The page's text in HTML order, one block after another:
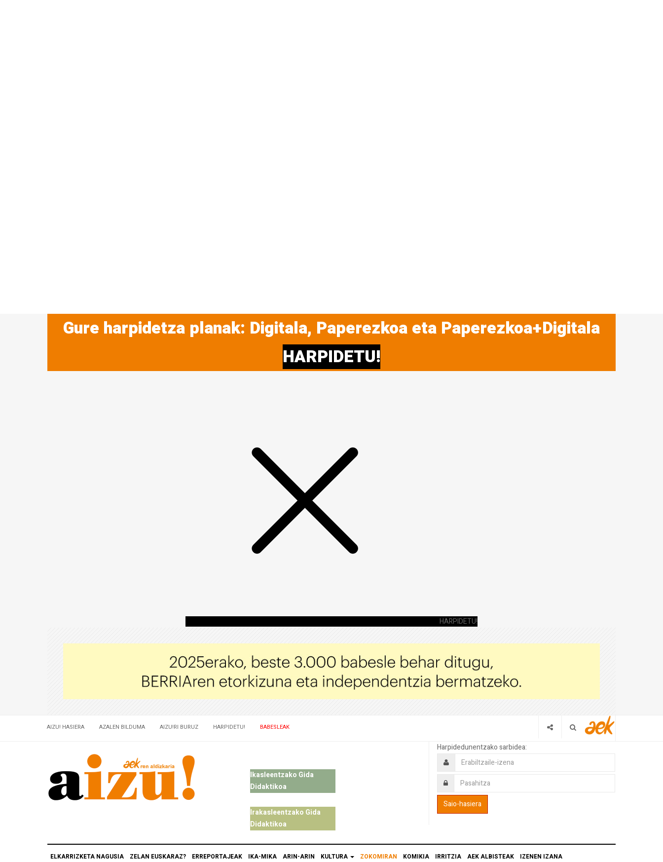
Gure harpidetza planak: Digitala, Paperezkoa eta Paperezkoa+Digitala
HARPIDETU!
HARPIDETU!
AIZU! HASIERA AZALEN BILDUMA AIZU!RI BURUZ HARPIDETU! BABESLEAK
Ikasleentzako Gida
Didaktikoa
Irakasleentzako Gida
Didaktikoa
Harpidedunentzako sarbidea:
ELKARRIZKETA NAGUSIA ZELAN EUSKARAZ? ERREPORTAJEAK IKA-MIKA ARIN-ARIN KULTURA ZOKOMIRAN KOMIKIA IRRITZIA AEK ALBISTEAK IZENEN IZANA